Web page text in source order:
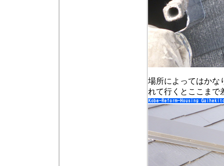
場所によってはかな
れて行くとここまで